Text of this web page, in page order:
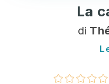
La
di